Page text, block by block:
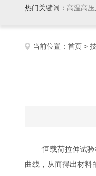
热门关键词： 高温高
当前位置： 首页 >
恒载荷拉伸试验机
曲线，从而得出材料